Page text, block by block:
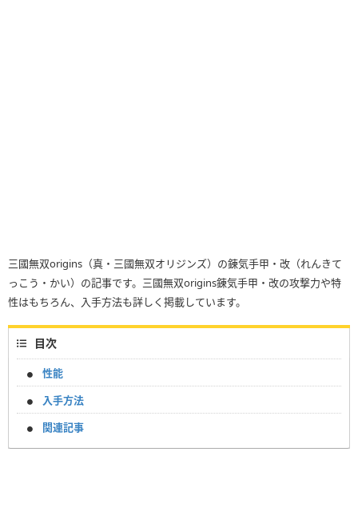
三國無双origins（真・三國無双オリジンズ）の錬気手甲・改（れんきて
っこう・かい）の記事です。三國無双origins錬気手甲・改の攻撃力や特
性はもちろん、入手方法も詳しく掲載しています。
目次
性能
入手方法
関連記事